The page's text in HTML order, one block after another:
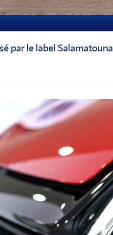
par le label Salamatouna